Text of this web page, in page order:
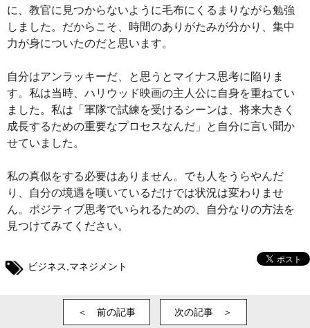
に、教官に見つからないように毛布にくるまりながら勉強
しました。だからこそ、時間のありがたみが分かり、集中
力が身についたのだと思います。
自分はアンラッキーだ、と思うとマイナス思考に陥りま
す。私は当時、ハリウッド映画の主人公に自身を重ねてい
ました。私は「軍隊で試練を受けるシーンは、将来大きく
成長するための重要なプロセスなんだ」と自分に言い聞か
せていました。
私の真似をする必要はありません。でも人をうらやんだ
り、自分の境遇を嘆いているだけでは状況は変わりませ
ん。ポジティブ思考でいられるための、自分なりの方法を
見つけてみてください。
ビジネス マネジメント
＜ 前の記事 次の記事 ＞